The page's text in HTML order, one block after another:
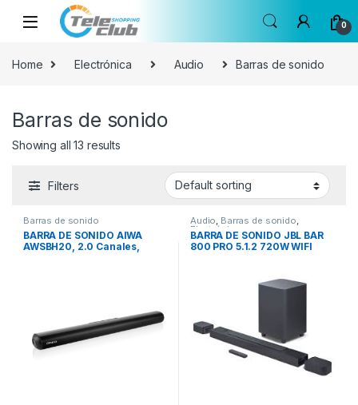
Skip to navigation
Skip to content
0
Home Electrónica Audio Barras de sonido
Barras de sonido
Showing all 13 results
Filters
Barras de sonido
BARRA DE SONIDO AIWA
AWSBH20, 2.0 Canales,
Audio, Barras de sonido,
Electrónica
BARRA DE SONIDO JBL BAR
800 PRO 5.1.2 720W WIFI